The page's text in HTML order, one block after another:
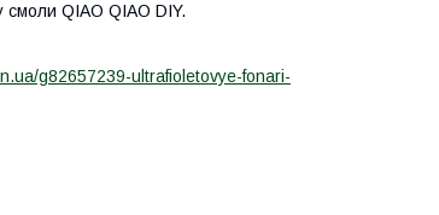
смоли QIAO QIAO DIY.
g82657239-ultrafioletovye-fonari-